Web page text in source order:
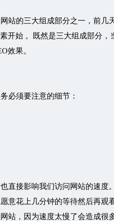
站的三大组成部分之一，前几
开始 。既然是三大组成部分，
效果。
必须要注意的细节：
直接影响我们访问网站的速度
意花上几分钟的等待然后再观
站，因为速度太慢了会造成很